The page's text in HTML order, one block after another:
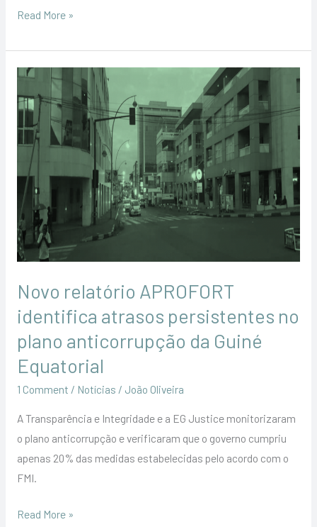
Read More »
Novo relatório APROFORT
identifica atrasos persistentes no
plano anticorrupção da Guiné
Equatorial
1 Comment / Notícias / João Oliveira
A Transparência e Integridade e a EG Justice monitorizaram
o plano anticorrupção e verificaram que o governo cumpriu
apenas 20% das medidas estabelecidas pelo acordo com o
FMI.
Novo
relatório
APROFORT
identifica
atrasos
persistentes
no
plano
anticorrupção
da
Equatorial
Read More »